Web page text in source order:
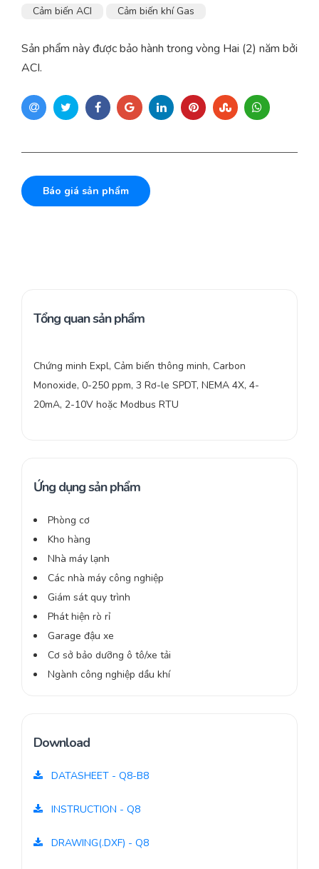
Cảm biến ACI Cảm biến khí Gas
Sản phẩm này được bảo hành trong vòng Hai (2) năm bởi
ACI.
Báo giá sản phẩm
Tổng quan sản phẩm
Chứng minh Expl, Cảm biến thông minh, Carbon
Monoxide, 0-250 ppm, 3 Rơ-le SPDT, NEMA 4X, 4-
20mA, 2-10V hoặc Modbus RTU
Ứng dụng sản phẩm
Phòng cơ
Kho hàng
Nhà máy lạnh
Các nhà máy công nghiệp
Giám sát quy trình
Phát hiện rò rỉ
Garage đậu xe
Cơ sở bảo dưỡng ô tô/xe tải
Ngành công nghiệp dầu khí
Download
DATASHEET - Q8-B8
INSTRUCTION - Q8
DRAWING(.DXF) - Q8